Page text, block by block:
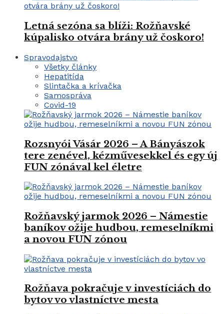
Letná sezóna sa blíži: Rožňavské
kúpalisko otvára brány už čoskoro!
Spravodajstvo
Všetky články
Hepatitída
Slintačka a krívačka
Samospráva
Covid-19
Rozsnyói Vásár 2026 – A Bányászok
tere zenével, kézművesekkel és egy új
FUN zónával kel életre
Rožňavský jarmok 2026 – Námestie
baníkov ožije hudbou, remeselníkmi
a novou FUN zónou
Rožňava pokračuje v investíciách do
bytov vo vlastníctve mesta